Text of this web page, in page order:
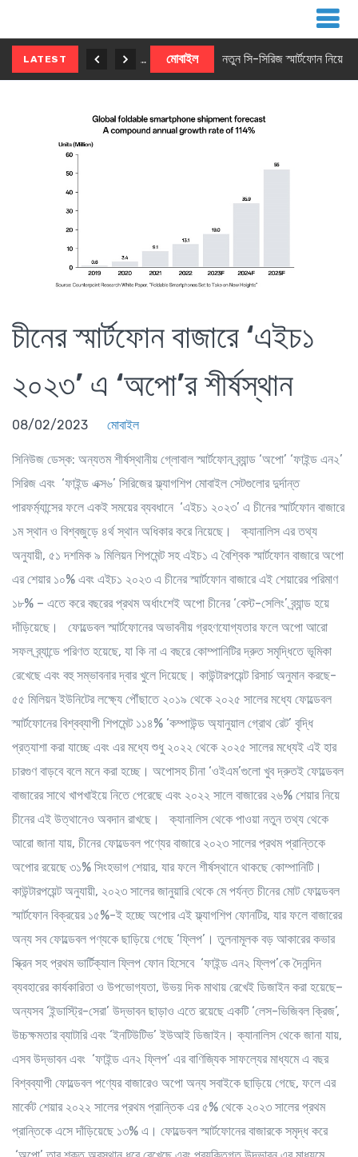
LATEST মোবাইল নতুন সি-সিরিজ স্মার্টফোন নিয়ে আসছে রিয়েলমি
চীনের স্মার্টফোন বাজারে ‘এইচ১
২০২৩’ এ ‘অপো’র শীর্ষস্থান
08/02/2023 মোবাইল
সিনিউজ ডেস্ক: অন্যতম শীর্ষস্থানীয় গ্লোবাল স্মার্টফোন ব্র্যান্ড ‘অপো’ ‘ফাইন্ড এন২’
সিরিজ এবং ‘ফাইন্ড এক্স৬’ সিরিজের ফ্ল্যাগশিপ মোবাইল সেটগুলোর দুর্দান্ত
পারফর্ম্যান্সের ফলে একই সময়ের ব্যবধানে ‘এইচ১ ২০২৩’ এ চীনের স্মার্টফোন বাজারে
১ম স্থান ও বিশ্বজুড়ে ৪র্থ স্থান অধিকার করে নিয়েছে। ক্যানালিস এর তথ্য
অনুযায়ী, ৫১ দশমিক ৯ মিলিয়ন শিপমেন্ট সহ এইচ১ এ বৈশ্বিক স্মার্টফোন বাজারে অপো
এর শেয়ার ১০% এবং এইচ১ ২০২৩ এ চীনের স্মার্টফোন বাজারে এই শেয়ারের পরিমাণ
১৮% – এতে করে বছরের প্রথম অর্ধাংশেই অপো চীনের ‘বেস্ট-সেলিং’ ব্র্যান্ড হয়ে
দাঁড়িয়েছে। ফোল্ডেবল স্মার্টফোনের অভাবনীয় গ্রহণযোগ্যতার ফলে অপো আরো
সফল ব্র্যান্ডে পরিণত হয়েছে, যা কি না এ বছরে কোম্পানিটির দ্রুত সমৃদ্ধিতে ভূমিকা
রেখেছে এবং বহু সম্ভাবনার দ্বার খুলে দিয়েছে। কাউন্টারপয়েন্ট রিসার্চ অনুমান করছে-
৫৫ মিলিয়ন ইউনিটের লক্ষ্যে পৌঁছাতে ২০১৯ থেকে ২০২৫ সালের মধ্যে ফোল্ডেবল
স্মার্টফোনের বিশ্বব্যাপী শিপমেন্ট ১১৪% ‘কম্পাউন্ড অ্যানুয়াল গ্রোথ রেট’ বৃদ্ধি
প্রত্যাশা করা যাচ্ছে এবং এর মধ্যে শুধু ২০২২ থেকে ২০২৫ সালের মধ্যেই এই হার
চারগুণ বাড়বে বলে মনে করা হচ্ছে। অপোসহ চীনা ‘ওইএম’গুলো খুব দ্রুতই ফোল্ডেবল
বাজারের সাথে খাপখাইয়ে নিতে পেরেছে এবং ২০২২ সালে বাজারের ২৬% শেয়ার নিয়ে
চীনের এই উত্থানেও অবদান রাখছে। ক্যানালিস থেকে পাওয়া নতুন তথ্য থেকে
আরো জানা যায়, চীনের ফোল্ডেবল পণ্যের বাজারে ২০২৩ সালের প্রথম প্রান্তিকে
অপোর রয়েছে ৩১% সিংহভাগ শেয়ার, যার ফলে শীর্ষস্থানে থাকছে কোম্পানিটি।
কাউন্টারপয়েন্ট অনুযায়ী, ২০২৩ সালের জানুয়ারি থেকে মে পর্যন্ত চীনের মোট ফোল্ডেবল
স্মার্টফোন বিক্রয়ের ১৫%-ই হচ্ছে অপোর এই ফ্ল্যাগশিপ ফোনটির, যার ফলে বাজারের
অন্য সব ফোল্ডেবল পণ্যকে ছাড়িয়ে গেছে ‘ফ্লিপ’। তুলনামূলক বড় আকারের কভার
স্ক্রিন সহ প্রথম ভার্টিক্যাল ফ্লিপ ফোন হিসেবে ‘ফাইন্ড এন২ ফ্লিপ’কে দৈনন্দিন
ব্যবহারের কার্যকারিতা ও উপভোগ্যতা, উভয় দিক মাথায় রেখেই ডিজাইন করা হয়েছে–
অন্যসব ‘ইন্ডাস্ট্রি-সেরা’ উদ্ভাবন ছাড়াও এতে রয়েছে একটি ‘লেস-ভিজিবল ক্রিজ’,
উচ্চক্ষমতার ব্যাটারি এবং ‘ইনটিউটিভ’ ইউআই ডিজাইন। ক্যানালিস থেকে জানা যায়,
এসব উদ্ভাবন এবং ‘ফাইন্ড এন২ ফ্লিপ’ এর বাণিজ্যিক সাফল্যের মাধ্যমে এ বছর
বিশ্বব্যাপী ফোল্ডেবল পণ্যের বাজারেও অপো অন্য সবাইকে ছাড়িয়ে গেছে, ফলে এর
মার্কেট শেয়ার ২০২২ সালের প্রথম প্রান্তিক এর ৫% থেকে ২০২৩ সালের প্রথম
প্রান্তিকে এসে দাঁড়িয়েছে ১৩% এ। ফোল্ডেবল স্মার্টফোনের বাজারকে সমৃদ্ধ করে